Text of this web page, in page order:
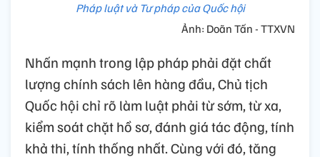
Pháp luật và Tư pháp của Quốc hội
Ảnh: Doãn Tấn - TTXVN
Nhấn mạnh trong lập pháp phải đặt chất
lượng chính sách lên hàng đầu, Chủ tịch
Quốc hội chỉ rõ làm luật phải từ sớm, từ xa,
kiểm soát chặt hồ sơ, đánh giá tác động, tính
khả thi, tính thống nhất. Cùng với đó, tăng